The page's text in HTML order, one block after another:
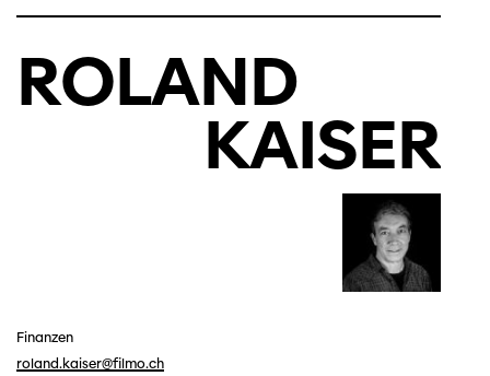
ROLAND
KAISER
Finanzen
roland.kaiser@filmo.ch